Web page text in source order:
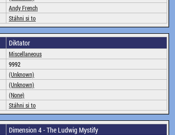
Andy French
Stáhni si to
Diktator
Miscellaneous
9992
(Unknown)
(Unknown)
(None)
Stáhni si to
Dimension 4 - The Ludwig Mystify